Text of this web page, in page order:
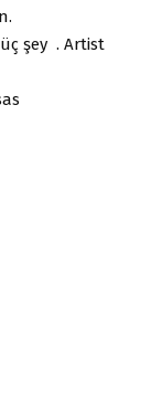
üç şey . Artist